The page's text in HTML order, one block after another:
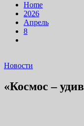
Home
2026
Апрель
8
Новости
«Космос –